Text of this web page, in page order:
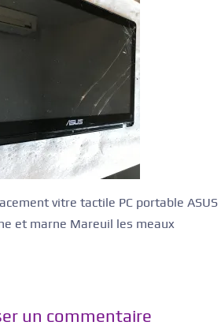
vitre tactile PC portable ASUS ,
et marne Mareuil les meaux
un commentaire